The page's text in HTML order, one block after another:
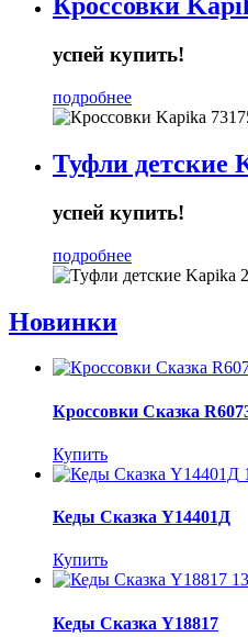
Кроссовки
успей купить!
подробнее
Туфли детские
успей купить!
подробнее
Новинки
Кроссовки Сказка
Купить
Кеды Сказка Y14401Д
Купить
Кеды Сказка Y18817